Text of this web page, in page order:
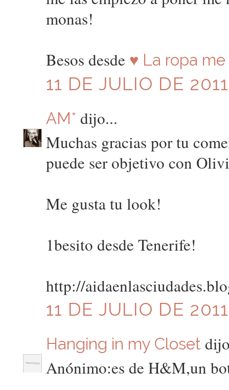
monas!
Besos desde ♥ La ropa
11 DE JULIO DE
AM* dijo...
Muchas gracias por tu
puede ser objetivo con
Me gusta tu look!
1besito desde Tenerife!
http://
11 DE JULIO DE
Hanging in my Closet
Anónimo:es de H&M,un